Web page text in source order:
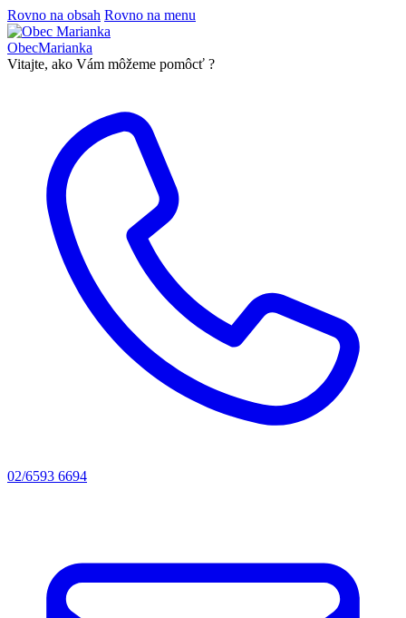
Rovno na obsah Rovno na menu
ObecMarianka
Vitajte, ako Vám môžeme pomôcť ?
02/6593 6694